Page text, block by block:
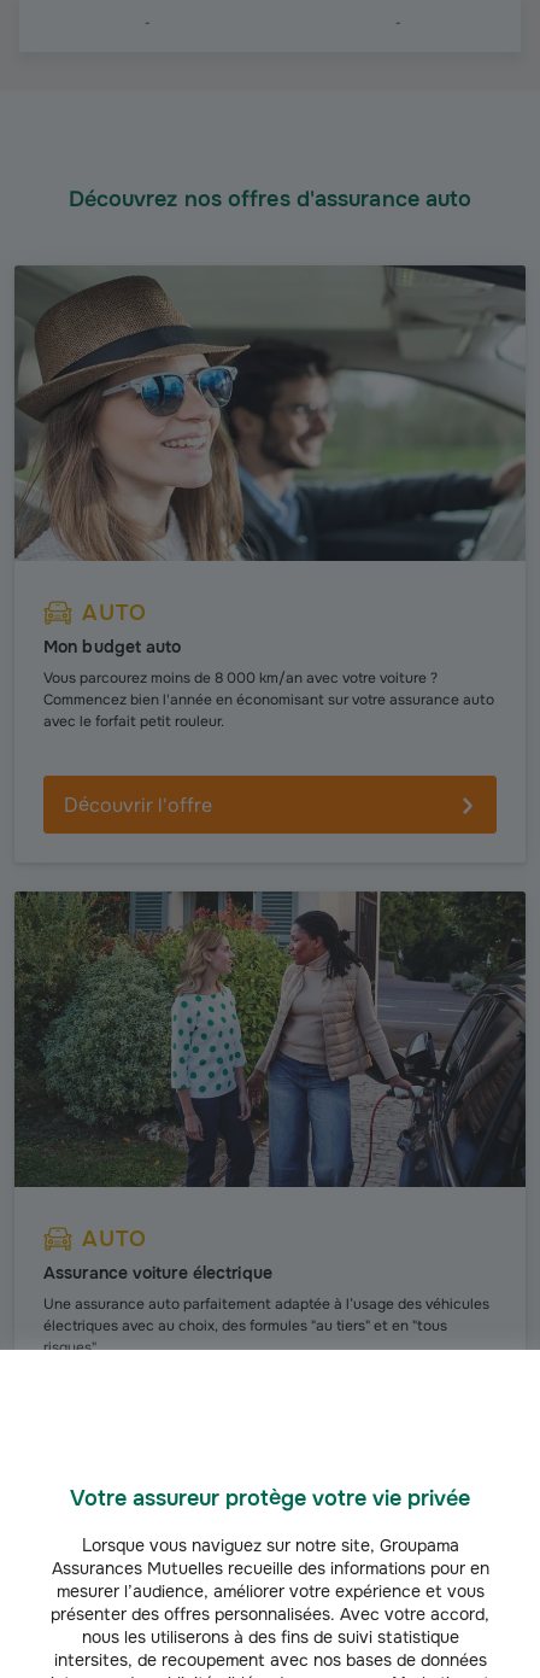
Votre assureur protège votre vie privée
Lorsque vous naviguez sur notre site, Groupama
Assurances Mutuelles recueille des informations pour en
mesurer l’audience, améliorer votre expérience et vous
présenter des offres personnalisées. Avec votre accord,
nous les utiliserons à des fins de suivi statistique
intersites, de recoupement avec nos bases de données
- -
Découvrez nos offres d'assurance auto
AUTO
Mon budget auto
Vous parcourez moins de 8 000 km/an avec votre voiture ?
Commencez bien l'année en économisant sur votre assurance auto
avec le forfait petit rouleur.
Découvrir l'offre
AUTO
Assurance voiture électrique
Une assurance auto parfaitement adaptée à l’usage des véhicules
électriques avec au choix, des formules "au tiers" et en "tous
risques".
AUTO
Prix d'un contrôle technique